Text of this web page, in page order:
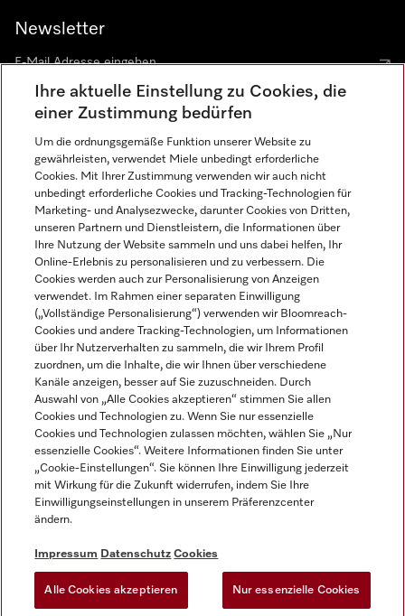
Newsletter
Sprache
DEUTSCH
Impressum
AGB
Datenschutz
Nutzungsbedingungen
Gesetzen über digitale Dienste
Cookie-Einstellungen
Miele auf Instagram
Miele auf Youtube
Ihre aktuelle Einstellung zu Cookies, die
einer Zustimmung bedürfen
Um die ordnungsgemäße Funktion unserer Website zu
gewährleisten, verwendet Miele unbedingt erforderliche
Cookies. Mit Ihrer Zustimmung verwenden wir auch nicht
unbedingt erforderliche Cookies und Tracking-Technologien für
Marketing- und Analysezwecke, darunter Cookies von Dritten,
unseren Partnern und Dienstleistern, die Informationen über
Ihre Nutzung der Website sammeln und uns dabei helfen, Ihr
Online-Erlebnis zu personalisieren und zu verbessern. Die
Cookies werden auch zur Personalisierung von Anzeigen
verwendet. Im Rahmen einer separaten Einwilligung
(„Vollständige Personalisierung“) verwenden wir Bloomreach-
Cookies und andere Tracking-Technologien, um Informationen
über Ihr Nutzerverhalten zu sammeln, die wir Ihrem Profil
zuordnen, um die Inhalte, die wir Ihnen über verschiedene
Kanäle anzeigen, besser auf Sie zuzuschneiden. Durch
Auswahl von „Alle Cookies akzeptieren“ stimmen Sie allen
Cookies und Technologien zu. Wenn Sie nur essenzielle
Cookies und Technologien zulassen möchten, wählen Sie „Nur
essenzielle Cookies“. Weitere Informationen finden Sie unter
„Cookie-Einstellungen“. Sie können Ihre Einwilligung jederzeit
mit Wirkung für die Zukunft widerrufen, indem Sie Ihre
Einwilligungseinstellungen in unserem Präferenzcenter
ändern.
Impressum Datenschutz Cookies
Alle Cookies akzeptieren Nur essenzielle Cookies